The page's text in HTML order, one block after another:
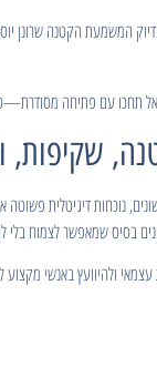
המשמעת הקטנה שרונן
אל תחכו עם פתיחה
שקיפות,
נוכחות דיגיטלית
ולהיוועץ באנשי מקצוע